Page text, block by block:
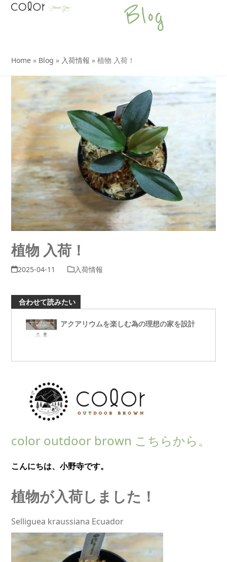
SkipOpen
Close
Blog
Home » Blog » 入荷情報 »植物 入荷！
植物 入荷！
2025-04-11 入荷情報
合わせて読みたい
アクアリウムを楽しむ為の理想の家を設計
color outdoor brown こちらから。
こんにちは、小野寺です。
植物が入荷しました！
Selliguea kraussiana Ecuador